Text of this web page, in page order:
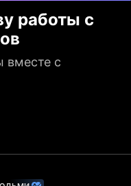
работы с
вместе с